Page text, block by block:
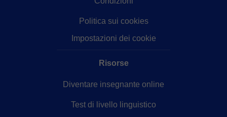
Politica sui cookies
Impostazioni dei cookie
Risorse
Diventare insegnante online
Test di livello linguistico